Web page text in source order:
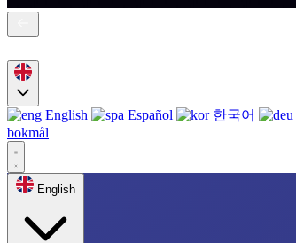
English Español 한국어
bokmål
English